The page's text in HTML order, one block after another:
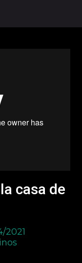
casa de
2021